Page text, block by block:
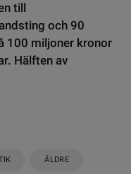
till
och 90
100 miljoner kronor
Hälften av
ÄLDRE